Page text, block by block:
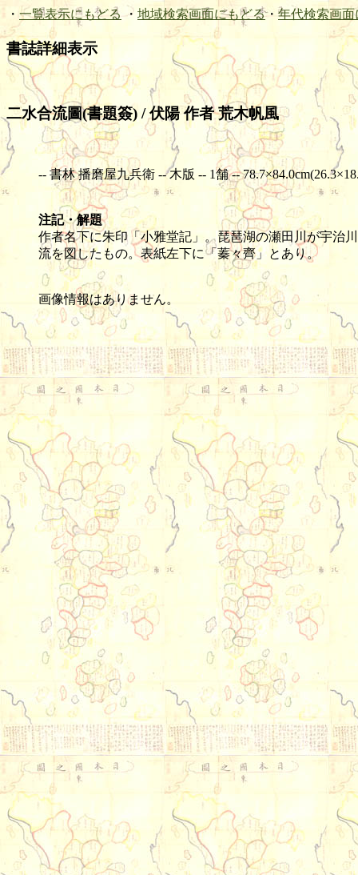
・ 一覧表示にもどる ・ 地域検索画面にもどる・ 年代検索画面
書誌詳細表示
二水合流圖(書題簽) / 伏陽 作者 荒木帆風
-- 書林 播磨屋九兵衛 -- 木版 -- 1舗 --
注記・解題
作者名下に朱印「小雅堂記」。琵琶湖の瀬田川が宇治
流を図したもの。表紙左下に「蓁々齊」とあり。
画像情報はありません。